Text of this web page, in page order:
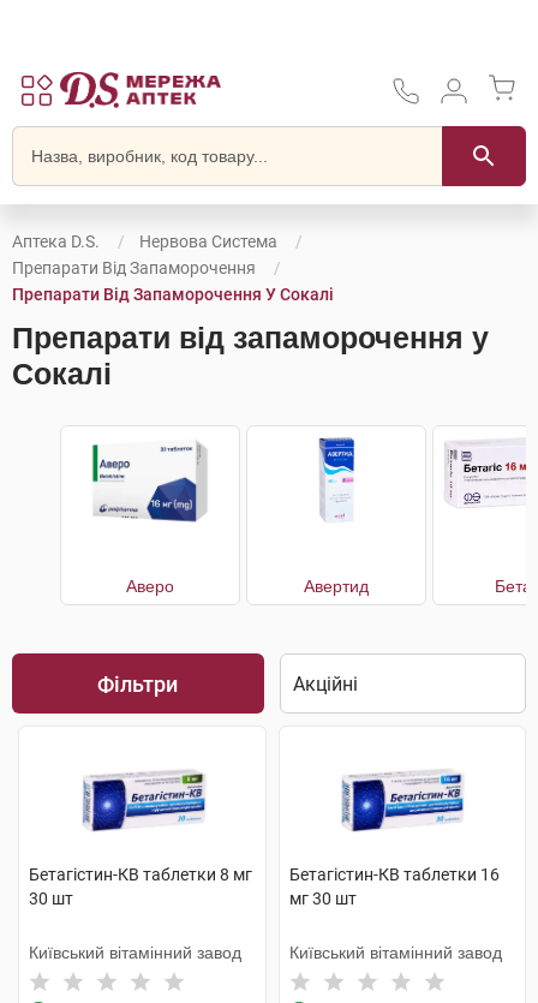
Аптека D.S.
Нервова Система
Препарати Від Запаморочення
Препарати Від Запаморочення У Сокалі
Препарати від запаморочення у
Сокалі
Аверо Авертид
Фільтри
Бетагістин-КВ таблетки 8 мг
30 шт
Київський вітамінний завод
Бетагістин-КВ таблетки 16
мг 30 шт
Київський вітамінний завод